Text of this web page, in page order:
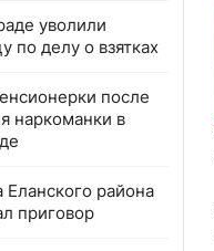
уволили
по делу о взятках
после
наркоманки в
Еланского района
приговор